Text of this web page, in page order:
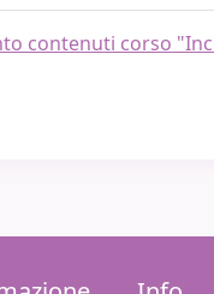
contenuti corso